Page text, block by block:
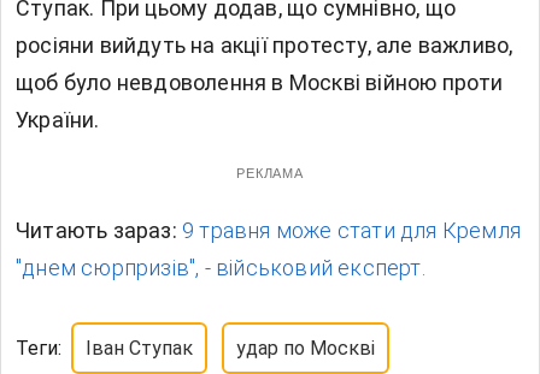
Ступак. При цьому додав, що сумнівно, що
росіяни вийдуть на акції протесту, але важливо,
щоб було невдоволення в Москві війною проти
України.
РЕКЛАМА
Читають зараз: 9 травня може стати для Кремля
"днем сюрпризів", - військовий експерт.
Теги: Іван Ступак удар по Москві